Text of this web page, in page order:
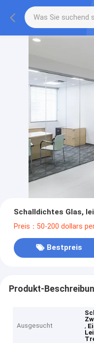
Schalldichtes Glas,
Preis：50-200 dollars
Bestpreis
Produkt-
Ausgesucht
,